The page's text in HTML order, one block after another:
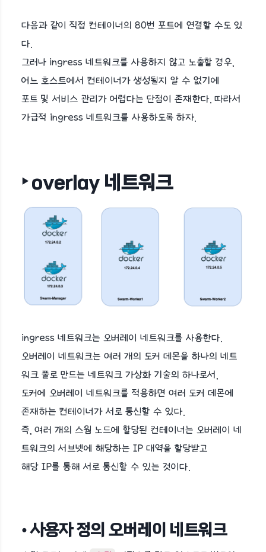
다음과 같이 직접 컨테이너의 80번 포트에 연결할 수도 있
다.
그러나 ingress 네트워크를 사용하지 않고 노출할 경우,
어느 호스트에서 컨테이너가 생성될지 알 수 없기에
포트 및 서비스 관리가 어렵다는 단점이 존재한다. 따라서
가급적 ingress 네트워크를 사용하도록 하자.
‣ overlay 네트워크
ingress 네트워크는 오버레이 네트워크를 사용한다.
오버레이 네트워크는 여러 개의 도커 데몬을 하나의 네트
워크 풀로 만드는 네트워크 가상화 기술의 하나로서,
도커에 오버레이 네트워크를 적용하면 여러 도커 데몬에
존재하는 컨테이너가 서로 통신할 수 있다.
즉, 여러 개의 스웜 노드에 할당된 컨테이너는 오버레이 네
트워크의 서브넷에 해당하는 IP 대역을 할당받고
해당 IP를 통해 서로 통신할 수 있는 것이다.
• 사용자 정의 오버레이 네트워크